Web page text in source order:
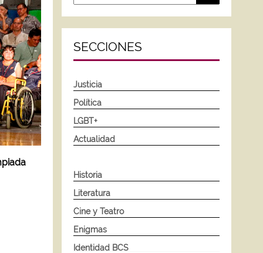
SECCIONES
Justicia
Política
LGBT+
Actualidad
Historia
Literatura
Cine y Teatro
Enigmas
Identidad BCS